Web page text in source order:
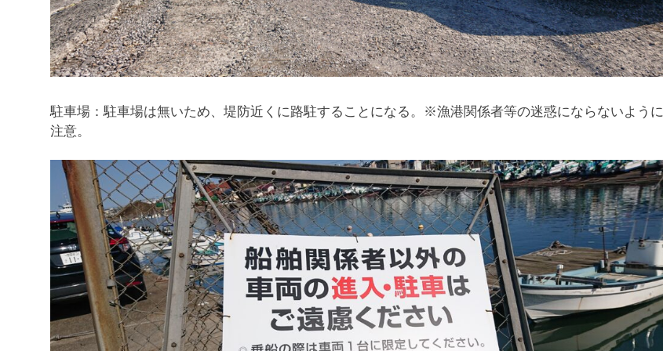
駐車場：駐車場は無いため、堤防近くに路駐することになる。※漁港関係者等の迷惑にならないように
注意。